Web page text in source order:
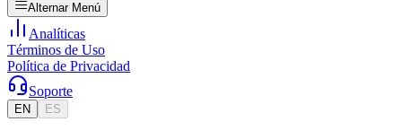
Alternar Menú
Analíticas
Términos de Uso
Política de Privacidad
Soporte
EN ES